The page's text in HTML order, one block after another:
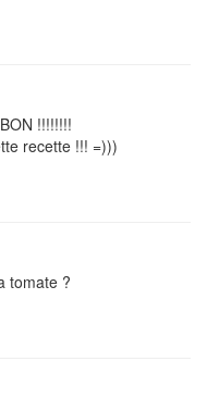
!!!!!!!!
recette !!! =)))
tomate ?